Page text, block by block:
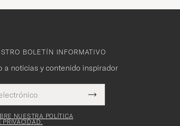
Of Carl porque quiero tener en mi poder
BOLETÍN INFORMATIVO
a noticias y contenido inspirador
Submit
Newsletter
NUESTRA POLÍTICA
PRIVACIDAD.